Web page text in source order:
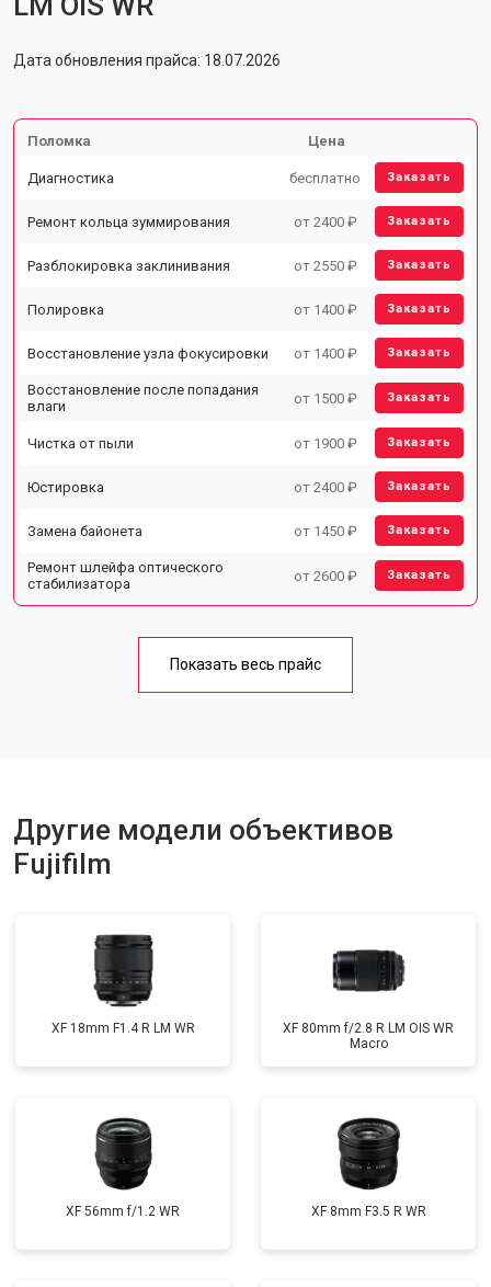
Дата обновления прайса: 18.07.2026
Поломка Цена
Диагностика бесплатно Заказать
Ремонт кольца зуммирования от 2400 ₽ Заказать
Разблокировка заклинивания от 2550 ₽ Заказать
Полировка от 1400 ₽ Заказать
Восстановление узла фокусировки от 1400 ₽ Заказать
Восстановление после попадания
влаги
от 1500 ₽ Заказать
Чистка от пыли от 1900 ₽ Заказать
Юстировка от 2400 ₽ Заказать
Замена байонета от 1450 ₽ Заказать
Ремонт шлейфа оптического
стабилизатора
от 2600 ₽ Заказать
Показать весь прайс
Другие модели объективов
Fujifilm
XF 18mm F1.4 R LM WR
XF 80mm f/2.8 R LM OIS WR
Macro
XF 56mm f/1.2 WR XF 8mm F3.5 R WR